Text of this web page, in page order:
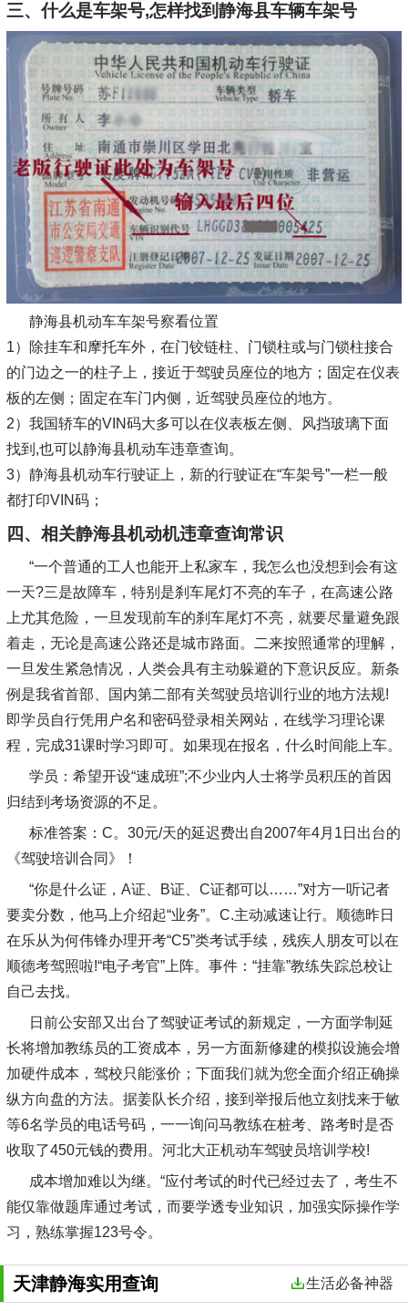
三、什么是车架号,怎样找到静海县车辆车架号
静海县机动车车架号察看位置
1）除挂车和摩托车外，在门铰链柱、门锁柱或与门锁柱接合
的门边之一的柱子上，接近于驾驶员座位的地方；固定在仪表
板的左侧；固定在车门内侧，近驾驶员座位的地方。
2）我国轿车的VIN码大多可以在仪表板左侧、风挡玻璃下面
找到,也可以静海县机动车违章查询。
3）静海县机动车行驶证上，新的行驶证在“车架号”一栏一般
都打印VIN码；
四、相关静海县机动机违章查询常识
“一个普通的工人也能开上私家车，我怎么也没想到会有这
一天?三是故障车，特别是刹车尾灯不亮的车子，在高速公路
上尤其危险，一旦发现前车的刹车尾灯不亮，就要尽量避免跟
着走，无论是高速公路还是城市路面。二来按照通常的理解，
一旦发生紧急情况，人类会具有主动躲避的下意识反应。新条
例是我省首部、国内第二部有关驾驶员培训行业的地方法规!
即学员自行凭用户名和密码登录相关网站，在线学习理论课
程，完成31课时学习即可。如果现在报名，什么时间能上车。
学员：希望开设“速成班”;不少业内人士将学员积压的首因
归结到考场资源的不足。
标准答案：C。30元/天的延迟费出自2007年4月1日出台的
《驾驶培训合同》！
“你是什么证，A证、B证、C证都可以……”对方一听记者
要卖分数，他马上介绍起“业务”。C.主动减速让行。顺德昨日
在乐从为何伟锋办理开考“C5”类考试手续，残疾人朋友可以在
顺德考驾照啦!“电子考官”上阵。事件：“挂靠”教练失踪总校让
自己去找。
日前公安部又出台了驾驶证考试的新规定，一方面学制延
长将增加教练员的工资成本，另一方面新修建的模拟设施会增
加硬件成本，驾校只能涨价；下面我们就为您全面介绍正确操
纵方向盘的方法。据姜队长介绍，接到举报后他立刻找来于敏
等6名学员的电话号码，一一询问马教练在桩考、路考时是否
收取了450元钱的费用。河北大正机动车驾驶员培训学校!
成本增加难以为继。“应付考试的时代已经过去了，考生不
能仅靠做题库通过考试，而要学透专业知识，加强实际操作学
习，熟练掌握123号令。
天津静海实用查询 生活必备神器